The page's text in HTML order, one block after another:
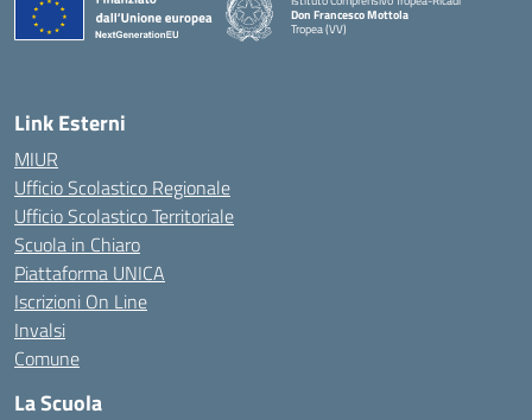
Don Francesco Mottola
Tropea (VV)
— Visita la pagina iniziale della scuola
Link Esterni
MIUR
Ufficio Scolastico Regionale
Ufficio Scolastico Territoriale
Scuola in Chiaro
Piattaforma UNICA
Iscrizioni On Line
Invalsi
Comune
La Scuola